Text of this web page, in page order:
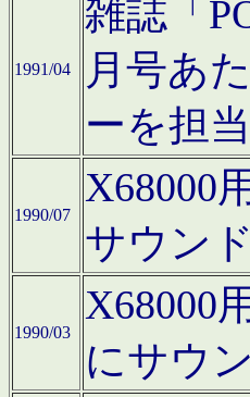
1991/04
雑誌「
月号あ
ーを担
1990/07
X68000
サウン
1990/03
X68000
にサウ